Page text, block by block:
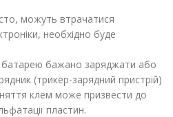
можуть втрачатися
необхідно буде
батарею бажано заряджати або
(трикер-зарядний пристрій)
клем може призвести до
пластин.